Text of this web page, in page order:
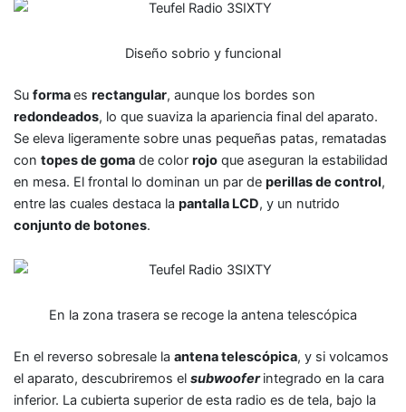
Diseño sobrio y funcional
Su formaes rectangular, aunque los bordes son
redondeados, lo que suaviza la apariencia final del aparato.
Se eleva ligeramente sobre unas pequeñas patas, rematadas
con topes de goma de color rojo que aseguran la estabilidad
en mesa. El frontal lo dominan un par de perillas de control,
entre las cuales destaca la pantalla LCD, y un nutrido
conjunto de botones.
En la zona trasera se recoge la antena telescópica
En el reverso sobresale la antena telescópica, y si volcamos
el aparato, descubriremos el subwoofer integrado en la cara
inferior. La cubierta superior de esta radio es de tela, bajo la